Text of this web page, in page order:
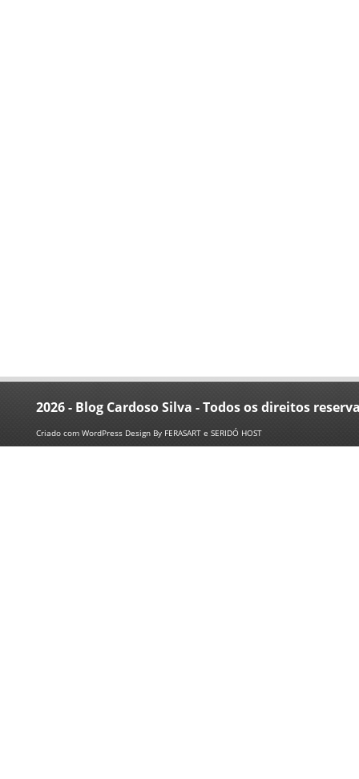
2026 - Blog Cardoso Silva - Todos os direitos
Criado com WordPress Design By FERASART e SERIDÓ HOST